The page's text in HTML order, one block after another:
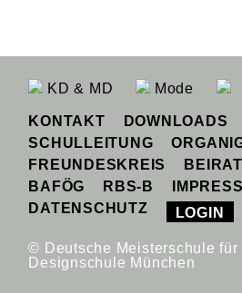
KD & MD Mode
KONTAKT
DOWNLOADS
SCHULLEITUNG
FREUNDESKREIS
BEIRAT
BAFÖG
RBS-B
DATENSCHUTZ
LOGIN
© Deutsche Meisterschule für
Designschule München